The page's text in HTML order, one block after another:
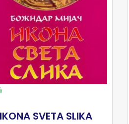
IKONA SVETA SLIKA